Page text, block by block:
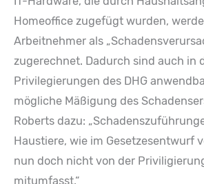
Homeoffice zugefügt wurden,
Arbeitnehmer als
zugerechnet. Dadurch sind auch in
Privilegierungen des DHG
mögliche Mäßigung des
Roberts dazu:
Haustiere, wie im Gesetzesentwurf
nun doch nicht von der
mitumfasst.“